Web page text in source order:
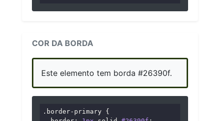
COR DA BORDA
Este elemento tem borda #26390f.
.border-primary {